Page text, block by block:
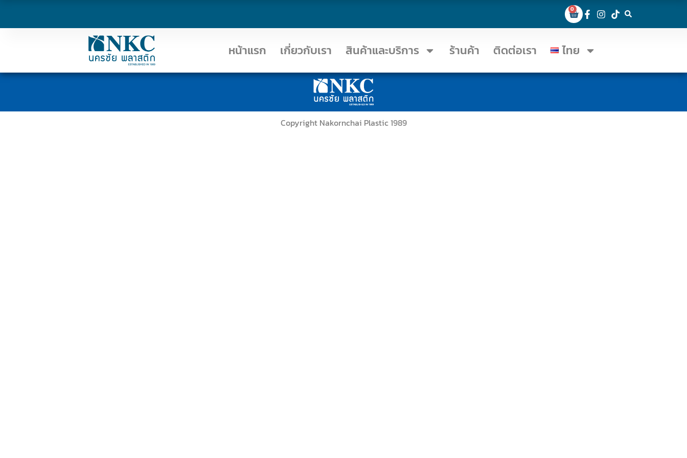
0
หน้าแรก เกี่ยวกับเรา สินค้าและบริการ ร้านค้า ติดต่อเรา ไทย
Copyright Nakornchai Plastic 1989